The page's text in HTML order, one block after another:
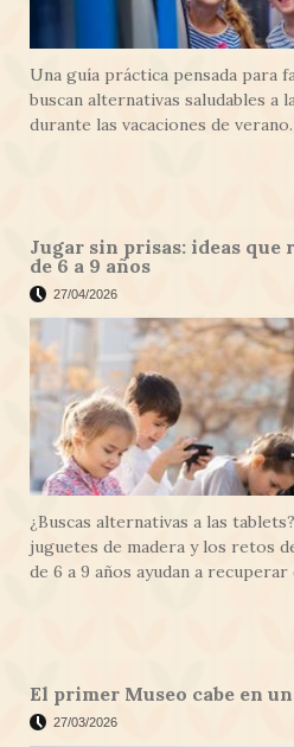
Una guía práctica pensada para
buscan alternativas saludables a
durante las vacaciones de verano.
Jugar sin prisas: ideas que
de 6 a 9 años
27/04/2026
¿Buscas alternativas a las
juguetes de madera y los retos
de 6 a 9 años ayudan a recuperar
El primer Museo cabe en
27/03/2026